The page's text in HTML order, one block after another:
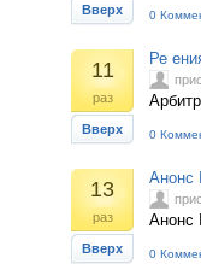
Вверх 0
11
раз
Вверх
Ре
0
13
раз
Вверх
Анонс
Анонс
0